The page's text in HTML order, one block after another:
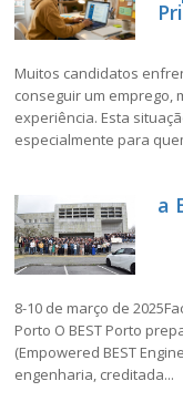
Muitos candidatos
conseguir um emprego,
experiência. Esta
especialmente para
a
8-10 de março de
Porto O BEST Porto
(Empowered BEST
engenharia, creditada...